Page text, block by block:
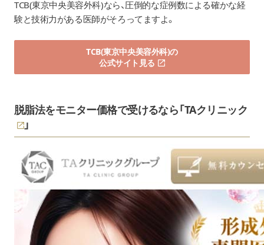
TCB(東京中央美容外科)なら、圧倒的な症例数による確かな経
験と技術力がある医師がそろってますよ。
TCB(東京中央美容外科)の
公式サイト見る
脱脂法をモニター価格で受けるなら「TAクリニック
」